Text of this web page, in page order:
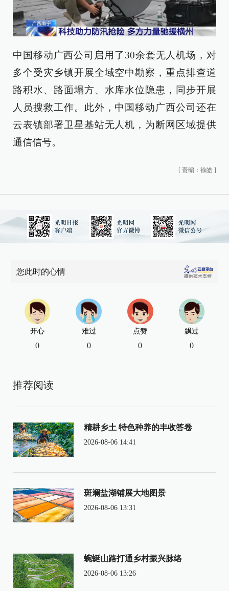
中国移动广西公司启用了30余套无人机场，对
多个受灾乡镇开展全域空中勘察，重点排查道
路积水、路面塌方、水库水位隐患，同步开展
人员搜救工作。此外，中国移动广西公司还在
云表镇部署卫星基站无人机，为断网区域提供
通信信号。
[ 责编：徐皓 ]
您此时的心情
开心
0
难过
0
点赞
0
飘过
0
推荐阅读
精耕乡土 特色种养的丰收答卷
2026-08-06 14:41
斑斓盐湖铺展大地图景
2026-08-06 13:31
蜿蜒山路打通乡村振兴脉络
2026-08-06 13:26